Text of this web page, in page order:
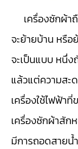
เครื่องซักผ้าถื
จะย้ายบ้าน หรือ
จะเป็นแบบ หนึ่
แล้วแต่ความสะ
เครื่องใช้ไฟฟ้า
เครื่องซักผ้าสัก
มีการถอดสายน้